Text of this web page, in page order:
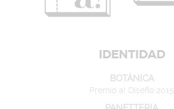
IDENTIDAD
BOTÁNICA
Premio a! Diseño 2015